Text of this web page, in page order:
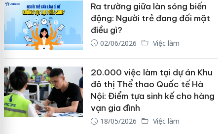
Ra trường giữa làn sóng biến
động: Người trẻ đang đối mặt
điều gì?
02/06/2026 Việc làm
20.000 việc làm tại dự án Khu
đô thị Thể thao Quốc tế Hà
Nội: Điểm tựa sinh kế cho hàng
vạn gia đình
18/05/2026 Việc làm